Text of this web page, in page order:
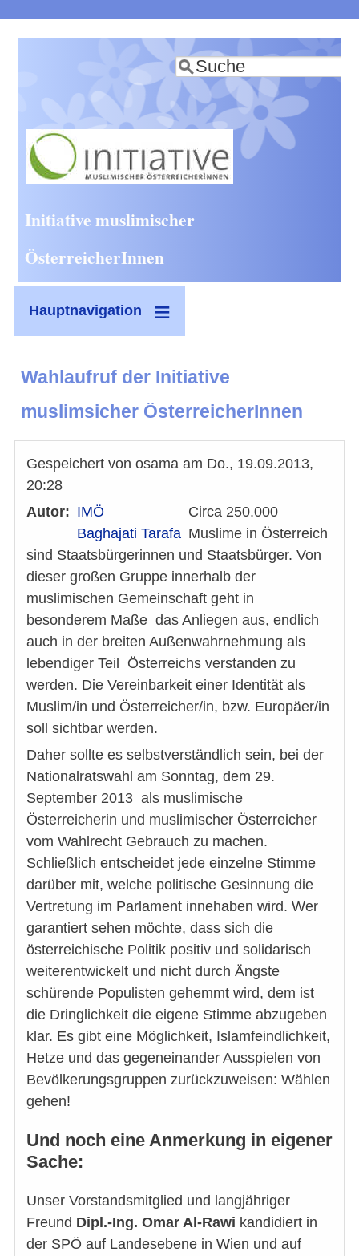
zum
Inhalt
Suche
Initiative muslimischer
ÖsterreicherInnen
Hauptnavigation
Wahlaufruf der Initiative
muslimsicher ÖsterreicherInnen
Gespeichert von osama am Do., 19.09.2013,
20:28
Autor
IMÖ
Baghajati Tarafa
Circa 250.000
Muslime in Österreich
sind Staatsbürgerinnen und Staatsbürger. Von
dieser großen Gruppe innerhalb der
muslimischen Gemeinschaft geht in
besonderem Maße das Anliegen aus, endlich
auch in der breiten Außenwahrnehmung als
lebendiger Teil Österreichs verstanden zu
werden. Die Vereinbarkeit einer Identität als
Muslim/in und Österreicher/in, bzw. Europäer/in
soll sichtbar werden.
Daher sollte es selbstverständlich sein, bei der
Nationalratswahl am Sonntag, dem 29.
September 2013 als muslimische
Österreicherin und muslimischer Österreicher
vom Wahlrecht Gebrauch zu machen.
Schließlich entscheidet jede einzelne Stimme
darüber mit, welche politische Gesinnung die
Vertretung im Parlament innehaben wird. Wer
garantiert sehen möchte, dass sich die
österreichische Politik positiv und solidarisch
weiterentwickelt und nicht durch Ängste
schürende Populisten gehemmt wird, dem ist
die Dringlichkeit die eigene Stimme abzugeben
klar. Es gibt eine Möglichkeit, Islamfeindlichkeit,
Hetze und das gegeneinander Ausspielen von
Bevölkerungsgruppen zurückzuweisen: Wählen
gehen!
Und noch eine Anmerkung in eigener
Sache:
Unser Vorstandsmitglied und langjähriger
Freund Dipl.-Ing. Omar Al-Rawi kandidiert in
der SPÖ auf Landesebene in Wien und auf